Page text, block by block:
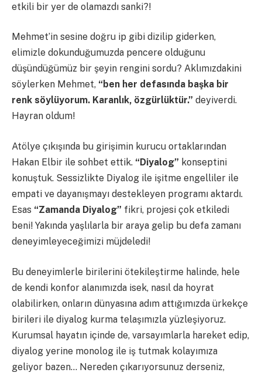
etkili bir yer de olamazdı sanki?!
Mehmet’in sesine doğru ip gibi dizilip giderken,
elimizle dokunduğumuzda pencere olduğunu
düşündüğümüz bir şeyin rengini sordu? Aklımızdakini
söylerken Mehmet, “ben her defasında başka bir
renk söylüyorum. Karanlık, özgürlüktür.” deyiverdi.
Hayran oldum!
Atölye çıkışında bu girişimin kurucu ortaklarından
Hakan Elbir ile sohbet ettik. “Diyalog” konseptini
konuştuk. Sessizlikte Diyalog ile işitme engelliler ile
empati ve dayanışmayı destekleyen programı aktardı.
Esas “Zamanda Diyalog” fikri, projesi çok etkiledi
beni! Yakında yaşlılarla bir araya gelip bu defa zamanı
deneyimleyeceğimizi müjdeledi!
Bu deneyimlerle birilerini ötekileştirme halinde, hele
de kendi konfor alanımızda isek, nasıl da hoyrat
olabilirken, onların dünyasına adım attığımızda ürkekçe
birileri ile diyalog kurma telaşımızla yüzleşiyoruz.
Kurumsal hayatın içinde de, varsayımlarla hareket edip,
diyalog yerine monolog ile iş tutmak kolayımıza
geliyor bazen… Nereden çıkarıyorsunuz derseniz,